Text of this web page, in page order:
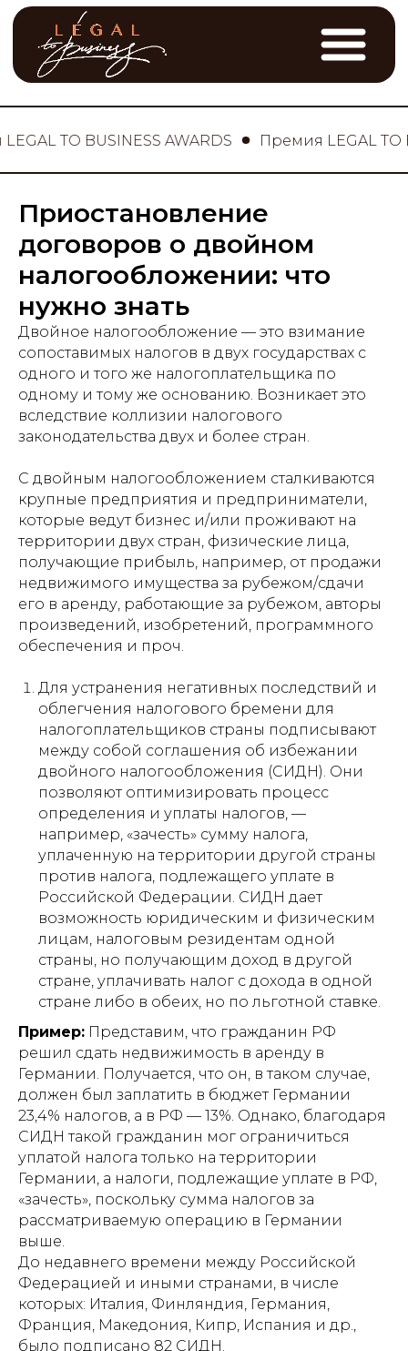
TO BUSINESS AWARDS Премия LEGAL TO
Приостановление
договоров о двойном
налогообложении: что
нужно знать
Двойное налогообложение — это взимание
сопоставимых налогов в двух государствах с
одного и того же налогоплательщика по
одному и тому же основанию. Возникает это
вследствие коллизии налогового
законодательства двух и более стран.
С двойным налогообложением сталкиваются
крупные предприятия и предприниматели,
которые ведут бизнес и/или проживают на
территории двух стран, физические лица,
получающие прибыль, например, от продажи
недвижимого имущества за рубежом/сдачи
его в аренду, работающие за рубежом, авторы
произведений, изобретений, программного
обеспечения и проч.
Для устранения негативных последствий и
облегчения налогового бремени для
налогоплательщиков страны подписывают
между собой соглашения об избежании
двойного налогообложения (СИДН). Они
позволяют оптимизировать процесс
определения и уплаты налогов, —
например, «зачесть» сумму налога,
уплаченную на территории другой страны
против налога, подлежащего уплате в
Российской Федерации. СИДН дает
возможность юридическим и физическим
лицам, налоговым резидентам одной
страны, но получающим доход в другой
стране, уплачивать налог с дохода в одной
стране либо в обеих, но по льготной ставке.
Пример: Представим, что гражданин РФ
решил сдать недвижимость в аренду в
Германии. Получается, что он, в таком случае,
должен был заплатить в бюджет Германии
23,4% налогов, а в РФ — 13%. Однако, благодаря
СИДН такой гражданин мог ограничиться
уплатой налога только на территории
Германии, а налоги, подлежащие уплате в РФ,
«зачесть», поскольку сумма налогов за
рассматриваемую операцию в Германии
выше.
До недавнего времени между Российской
Федерацией и иными странами, в числе
которых: Италия, Финляндия, Германия,
Франция, Македония, Кипр, Испания и др.,
было подписано 82 СИДН.